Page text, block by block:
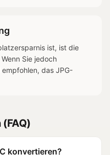
ist, ist die
Sie jedoch
das JPG-
konvertieren?